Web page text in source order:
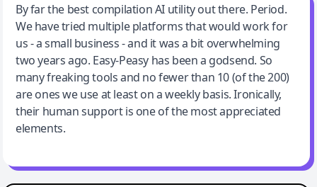
Jeff Wilson
By far the best compilation AI utility
By far the best compilation AI utility out there. Period.
We have tried multiple platforms that would work for
us - a small business - and it was a bit overwhelming
two years ago. Easy-Peasy has been a godsend. So
many freaking tools and no fewer than 10 (of the 200)
are ones we use at least on a weekly basis. Ironically,
their human support is one of the most appreciated
elements.